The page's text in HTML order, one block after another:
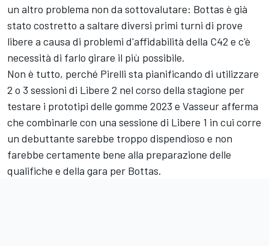
un altro problema non da sottovalutare: Bottas è già
stato costretto a saltare diversi primi turni di prove
libere a causa di problemi d'affidabilità della C42 e c'è
necessità di farlo girare il più possibile.
Non è tutto, perché Pirelli sta pianificando di utilizzare
2 o 3 sessioni di Libere 2 nel corso della stagione per
testare i prototipi delle gomme 2023 e Vasseur afferma
che combinarle con una sessione di Libere 1 in cui corre
un debuttante sarebbe troppo dispendioso e non
farebbe certamente bene alla preparazione delle
qualifiche e della gara per Bottas.